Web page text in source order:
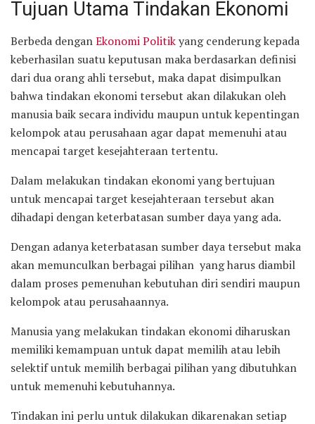
Tujuan Utama Tindakan Ekonomi
Berbeda denganEkonomi Politikyang cenderung kepada
keberhasilan suatu keputusan maka berdasarkan definisi
dari dua orang ahli tersebut, maka dapat disimpulkan
bahwa tindakan ekonomi tersebut akan dilakukan oleh
manusia baik secara individu maupun untuk kepentingan
kelompok atau perusahaan agar dapat memenuhi atau
mencapai target kesejahteraan tertentu.
Dalam melakukan tindakan ekonomi yang bertujuan
untuk mencapai target kesejahteraan tersebut akan
dihadapi dengan keterbatasan sumber daya yang ada.
Dengan adanya keterbatasan sumber daya tersebut maka
akan memunculkan berbagai pilihan yang harus diambil
dalam proses pemenuhan kebutuhan diri sendiri maupun
kelompok atau perusahaannya.
Manusia yang melakukan tindakan ekonomi diharuskan
memiliki kemampuan untuk dapat memilih atau lebih
selektif untuk memilih berbagai pilihan yang dibutuhkan
untuk memenuhi kebutuhannya.
Tindakan ini perlu untuk dilakukan dikarenakan setiap